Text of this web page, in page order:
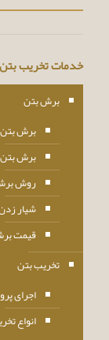
خدمات تخریب بتن
برش بتن
برش
برش
روش
شیار
قیمت
تخریب بتن
اجرای
انواع